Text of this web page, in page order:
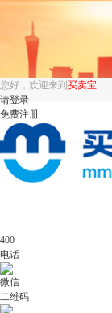
您好，欢迎来到 买卖宝
请登录
免费注册
400
电话
微信
二维码